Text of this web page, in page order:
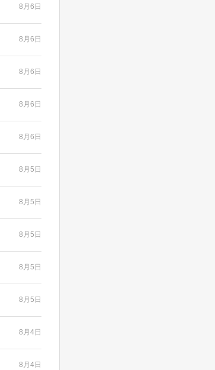
8月6日
8月6日
8月6日
8月6日
8月6日
8月5日
8月5日
8月5日
8月5日
8月5日
8月4日
8月4日